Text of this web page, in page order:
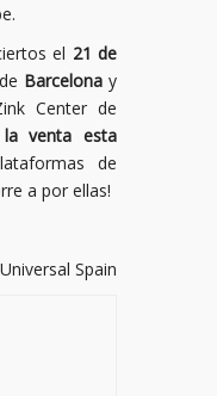
el 21 de
Barcelonay
Center de
venta esta
de
a por ellas!
Universal Spain